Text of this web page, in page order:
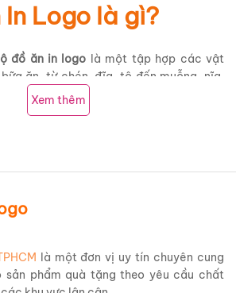
Logo là gì?
đồ ăn in logo là một tập hợp các vật
ăn, từ chén, đĩa, tô đến muỗng, nĩa,
ăn, mà trên mỗi sản phẩm đều được
hiệu, hoặc một thông điệp đặc biệt
Khi khách hàng sử dụng những bộ đồ
nhìn thấy logo của bạn, từ đó giúp nâng
quán ăn, việc sử dụng bộ đồ ăn in logo
nghiệp và đồng bộ trong hình ảnh
Xem thêm
là một đơn vị uy tín chuyên cung
phẩm quà tặng theo yêu cầu chất